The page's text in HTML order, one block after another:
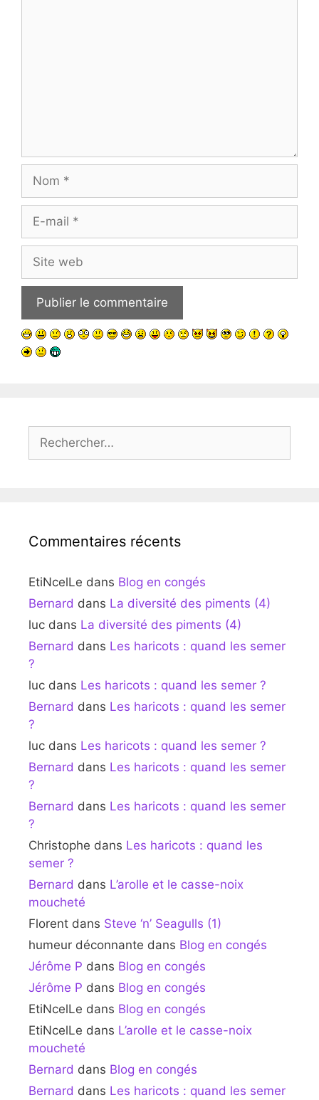
mail
web
Commentaires récents
EtiNcelLe dans Blog en congés
Bernard dans La diversité des piments (4)
luc dans La diversité des piments (4)
Bernard dans Les haricots : quand les semer
?
luc dans Les haricots : quand les semer ?
Bernard dans Les haricots : quand les semer
?
luc dans Les haricots : quand les semer ?
Bernard dans Les haricots : quand les semer
?
Bernard dans Les haricots : quand les semer
?
Christophe dans Les haricots : quand les
semer ?
Bernard dans L’arolle et le casse-noix
moucheté
Florent dans Steve ‘n’ Seagulls (1)
humeur déconnante dans Blog en congés
Jérôme P dans Blog en congés
Jérôme P dans Blog en congés
EtiNcelLe dans Blog en congés
EtiNcelLe dans L’arolle et le casse-noix
moucheté
Bernard dans Blog en congés
Bernard dans Les haricots : quand les semer